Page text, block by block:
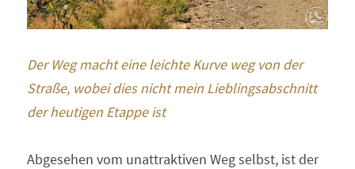
Der Weg macht eine leichte Kurve weg von der
Straße, wobei dies nicht mein Lieblingsabschnitt
der heutigen Etappe ist
Abgesehen vom unattraktiven Weg selbst, ist der